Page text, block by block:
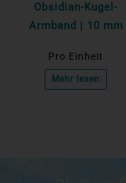
Obsidian-Kugel-
Armband | 10 mm
Pro Einheit
Mehr lesen